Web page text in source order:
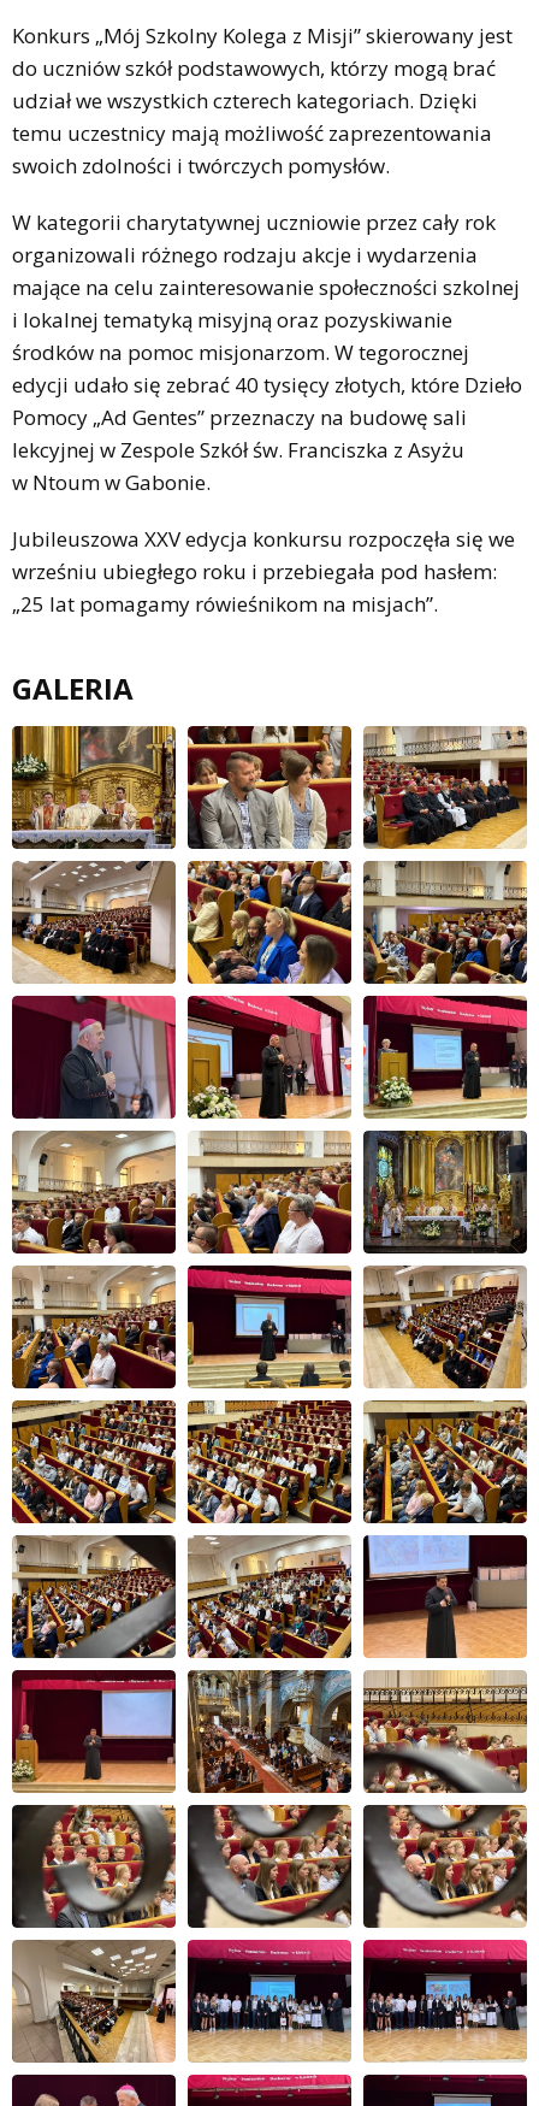
Konkurs „Mój Szkolny Kolega z Misji” skierowany jest
do uczniów szkół podstawowych, którzy mogą brać
udział we wszystkich czterech kategoriach. Dzięki
temu uczestnicy mają możliwość zaprezentowania
swoich zdolności i twórczych pomysłów.
W kategorii charytatywnej uczniowie przez cały rok
organizowali różnego rodzaju akcje i wydarzenia
mające na celu zainteresowanie społeczności szkolnej
i lokalnej tematyką misyjną oraz pozyskiwanie
środków na pomoc misjonarzom. W tegorocznej
edycji udało się zebrać 40 tysięcy złotych, które Dzieło
Pomocy „Ad Gentes” przeznaczy na budowę sali
lekcyjnej w Zespole Szkół św. Franciszka z Asyżu
w Ntoum w Gabonie.
Jubileuszowa XXV edycja konkursu rozpoczęła się we
wrześniu ubiegłego roku i przebiegała pod hasłem:
„25 lat pomagamy rówieśnikom na misjach”.
GALERIA